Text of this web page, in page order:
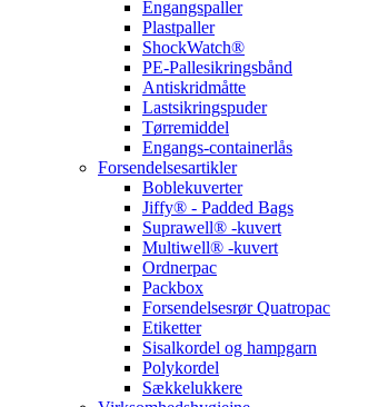
Engangspaller
Plastpaller
ShockWatch®
PE-Pallesikringsbånd
Antiskridmåtte
Lastsikringspuder
Tørremiddel
Engangs-containerlås
Forsendelsesartikler
Boblekuverter
Jiffy® - Padded Bags
Suprawell® -kuvert
Multiwell® -kuvert
Ordnerpac
Packbox
Forsendelsesrør Quatropac
Etiketter
Sisalkordel og hampgarn
Polykordel
Sækkelukkere